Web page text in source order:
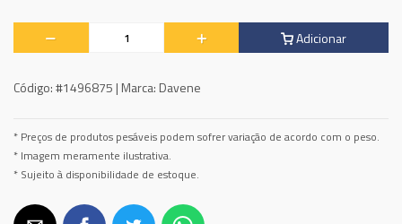
Adicionar
Código:#1496875 | Marca: Davene
* Preços de produtos pesáveis podem sofrer variação de acordo com o peso.
* Imagem meramente ilustrativa.
* Sujeito à disponibilidade de estoque.